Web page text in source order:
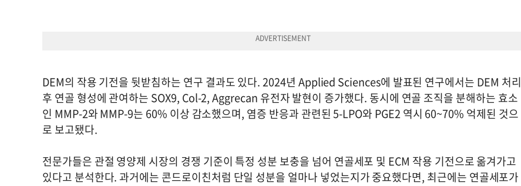
DEM의 작용 기전을 뒷받침하는 연구 결과도 있다. 2024년 Applied Sciences에 발표된 연구에서는 DEM 처리
후 연골 형성에 관여하는 SOX9, Col-2, Aggrecan 유전자 발현이 증가했다. 동시에 연골 조직을 분해하는 효소
인 MMP-2와 MMP-9는 60% 이상 감소했으며, 염증 반응과 관련된 5-LPO와 PGE2 역시 60~70% 억제된 것으
로 보고됐다.
전문가들은 관절 영양제 시장의 경쟁 기준이 특정 성분 보충을 넘어 연골세포 및 ECM 작용 기전으로 옮겨가고
있다고 분석한다. 과거에는 콘드로이친처럼 단일 성분을 얼마나 넣었는지가 중요했다면, 최근에는 연골세포가